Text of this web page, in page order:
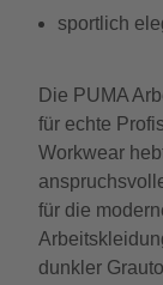
sportlich
Die PUMA
für echte
Workwear
für die
dunkler